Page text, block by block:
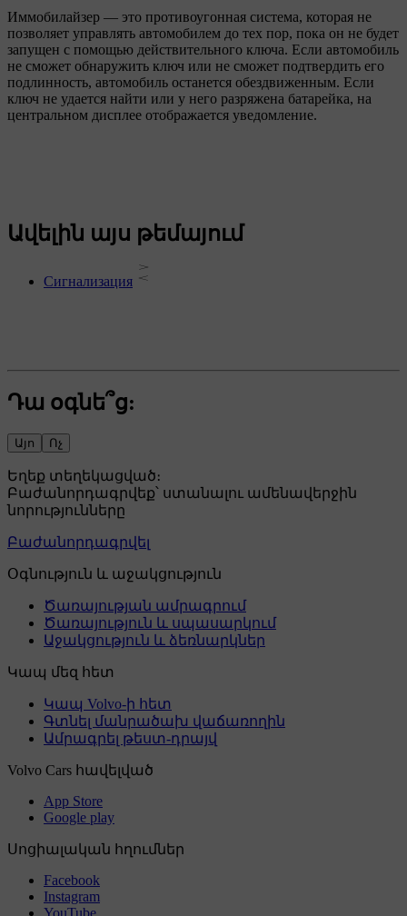
Иммобилайзер — это противоугонная система, которая не
позволяет управлять автомобилем до тех пор, пока он не будет
запущен с помощью действительного ключа. Если автомобиль
не сможет обнаружить ключ или не сможет подтвердить его
подлинность, автомобиль останется обездвиженным. Если
ключ не удается найти или у него разряжена батарейка, на
центральном дисплее отображается уведомление.
Ավելին այս թեմայում
Сигнализация
Դա օգնե՞ց:
Այո Ոչ